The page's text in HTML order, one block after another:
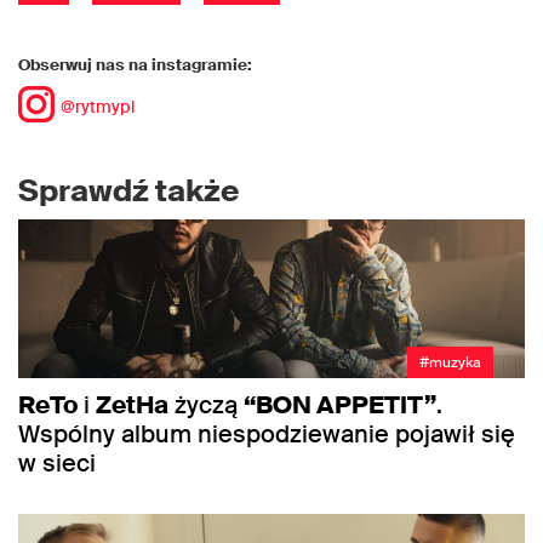
Obserwuj nas na instagramie:
@rytmypl
Sprawdź także
#muzyka
ReTo i ZetHażyczą “BON APPETIT”.
Wspólny album niespodziewanie pojawił się
w sieci